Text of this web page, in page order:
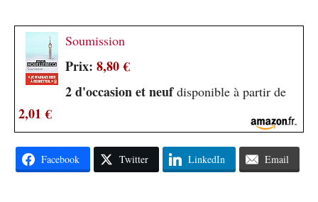
Soumission
Prix: 8,80 €
2 d'occasion et neufdisponible à partir de
2,01 €
Facebook Twitter LinkedIn Email